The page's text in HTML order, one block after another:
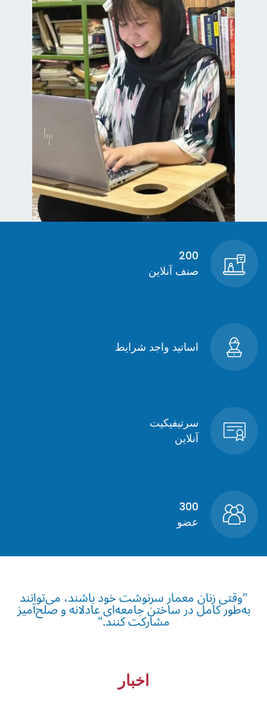
200
صنف آنلاین
اساتید واجد شرایط
سرتیفیکیت
آنلاین
300
عضو
"وقتی زنان معمار سرنوشت خود باشند، می‌توانند
به‌طور کامل در ساختن جامعه‌ای عادلانه و صلح‌آمیز
مشارکت کنند."
اخبار